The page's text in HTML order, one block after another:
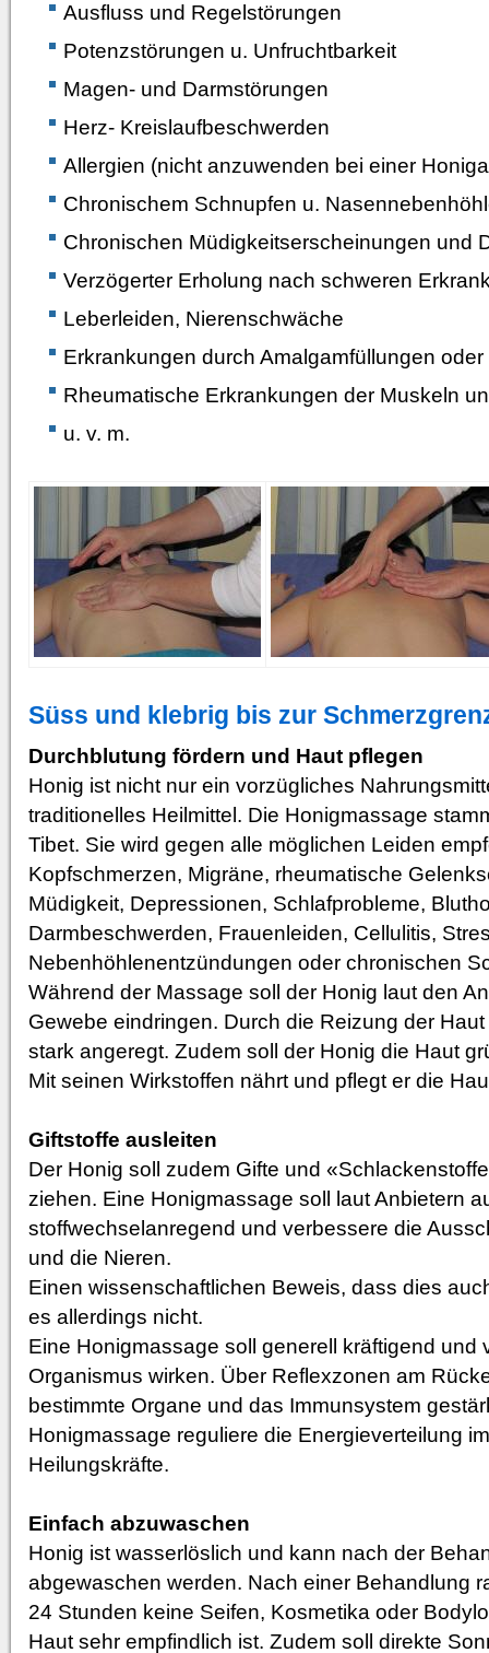
Ausfluss und Regelstörungen
Potenzstörungen u. Unfruchtbarkeit
Magen- und Darmstörungen
Herz- Kreislaufbeschwerden
Allergien (nicht anzuwenden bei einer
Chronischem Schnupfen u.
Chronischen Müdigkeitserscheinungen und
Verzögerter Erholung nach schweren
Leberleiden, Nierenschwäche
Erkrankungen durch Amalgamfüllungen oder
Rheumatische Erkrankungen der Muskeln
u. v. m.
Süss und klebrig bis zur
Durchblutung fördern und Haut pflegen
Honig ist nicht nur ein vorzügliches
traditionelles Heilmittel. Die Honigmassage
Tibet. Sie wird gegen alle möglichen Leiden
Kopfschmerzen, Migräne, rheumatische
Müdigkeit, Depressionen, Schlafprobleme,
Darmbeschwerden, Frauenleiden, Cellulitis,
Nebenhöhlenentzündungen oder chronischen
Während der Massage soll der Honig laut den
Gewebe eindringen. Durch die Reizung der
stark angeregt. Zudem soll der Honig die Haut
Mit seinen Wirkstoffen nährt und pflegt er die
Giftstoffe ausleiten
Der Honig soll zudem Gifte und
ziehen. Eine Honigmassage soll laut Anbietern
stoffwechselanregend und verbessere die
und die Nieren.
Einen wissenschaftlichen Beweis, dass dies
es allerdings nicht.
Eine Honigmassage soll generell kräftigend und
Organismus wirken. Über Reflexzonen am
bestimmte Organe und das Immunsystem
Honigmassage reguliere die Energieverteilung
Heilungskräfte.
Einfach abzuwaschen
Honig ist wasserlöslich und kann nach der
abgewaschen werden. Nach einer Behandlung
24 Stunden keine Seifen, Kosmetika oder
Haut sehr empfindlich ist. Zudem soll direkte